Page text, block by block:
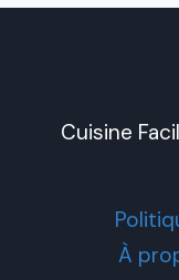
Cuisine
À